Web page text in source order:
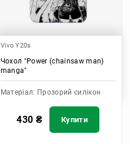
Vivo Y20s
Чохол "Power (chainsaw man)
manga"
Матеріал: Прозорий силікон
430 ₴ Купити